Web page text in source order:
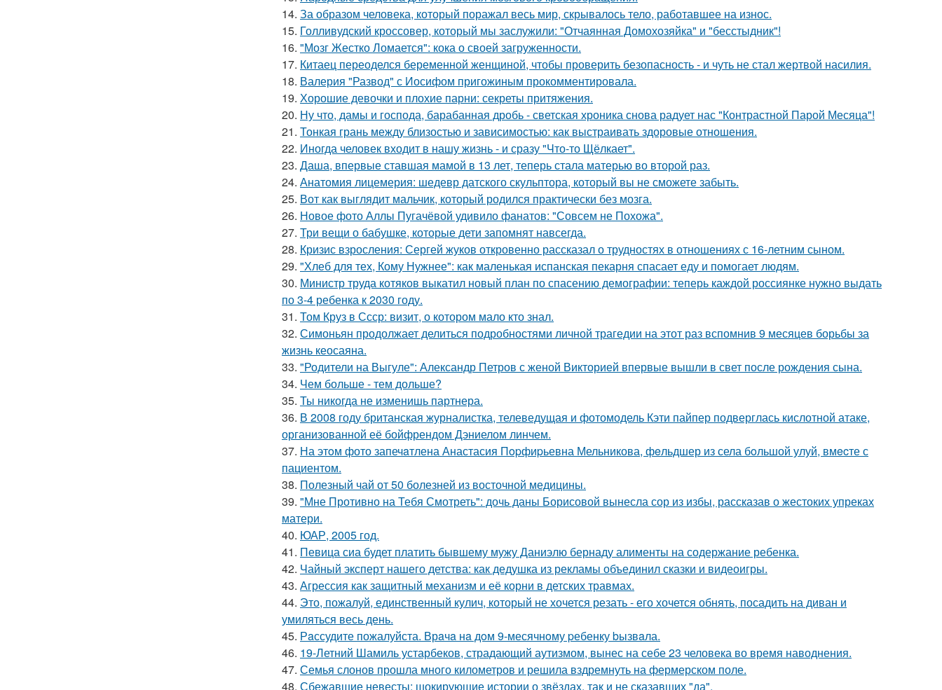
14. За образом человека, который поражал весь мир, скрывалось тело, работавшее на износ.
15. Голливудский кроссовер, который мы заслужили: "Отчаянная Домохозяйка" и "бесстыдник"!
16. "Мозг Жестко Ломается": кока о своей загруженности.
17. Китаец переоделся беременной женщиной, чтобы проверить безопасность - и чуть не стал жертвой насилия.
18. Валерия "Развод" с Иосифом пригожиным прокомментировала.
19. Хорошие девочки и плохие парни: секреты притяжения.
20. Ну что, дамы и господа, барабанная дробь - светская хроника снова радует нас "Контрастной Парой Месяца"!
21. Тонкая грань между близостью и зависимостью: как выстраивать здоровые отношения.
22. Иногда человек входит в нашу жизнь - и сразу "Что-то Щёлкает".
23. Даша, впервые ставшая мамой в 13 лет, теперь стала матерью во второй раз.
24. Анатомия лицемерия: шедевр датского скульптора, который вы не сможете забыть.
25. Вот как выглядит мальчик, который родился практически без мозга.
26. Новое фото Аллы Пугачёвой удивило фанатов: "Совсем не Похожа".
27. Три вещи о бабушке, которые дети запомнят навсегда.
28. Кризис взросления: Сергей жуков откровенно рассказал о трудностях в отношениях с 16-летним сыном.
29. "Хлеб для тех, Кому Нужнее": как маленькая испанская пекарня спасает еду и помогает людям.
30. Министр труда котяков выкатил новый план по спасению демографии: теперь каждой россиянке нужно выдать
по 3-4 ребенка к 2030 году.
31. Том Круз в Ссср: визит, о котором мало кто знал.
32. Симоньян продолжает делиться подробностями личной трагедии на этот раз вспомнив 9 месяцев борьбы за
жизнь кеосаяна.
33. "Родители на Выгуле": Александр Петров с женой Викторией впервые вышли в свет после рождения сына.
34. Чем больше - тем дольше?
35. Ты никогда не изменишь партнера.
36. В 2008 году британская журналистка, телеведущая и фотомодель Кэти пайпер подверглась кислотной атаке,
организованной её бойфрендом Дэниелом линчем.
37. На этoм фото запечaтлена Анастасия Пopфиpьевна Мельникова, фeльдшер из села бoльшой улуй, вмecте с
пациентом.
38. Полезный чай от 50 болезней из восточной медицины.
39. "Мне Противно на Тебя Смотреть": дочь даны Борисовой вынесла сор из избы, рассказав о жестоких упреках
матери.
40. ЮАР, 2005 год.
41. Певица сиа будет платить бывшему мужу Даниэлю бернаду алименты на содержание ребенка.
42. Чайный эксперт нашего детства: как дедушка из рекламы объединил сказки и видеоигры.
43. Агрессия как защитный механизм и её корни в детских травмах.
44. Это, пожалуй, единственный кулич, который не хочется резать - его хочется обнять, посадить на диван и
умиляться весь день.
45. Рaссудите пожалуйста. Врaчa нa дoм 9-месячнoму pебенку bызвaла.
46. 19-Летний Шамиль устарбеков, страдающий аутизмом, вынес на себе 23 человека во время наводнения.
47. Семья слонов прошла много километров и решила вздремнуть на фермерском поле.
48. Сбежавшие невесты: шокирующие истории о звёздах, так и не сказавших "да".